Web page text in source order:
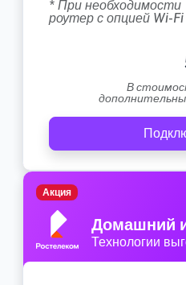
* При необходимости
роутер с опцией Wi-Fi
В
Домашний
Технологии
Акция